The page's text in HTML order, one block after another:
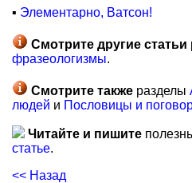
▪ Элементарно, Ватсон!
Смотрите другие статьи
фразеологизмы.
Смотрите также разделы
людей и Пословицы и
Читайте и пишите
статье.
<< Назад